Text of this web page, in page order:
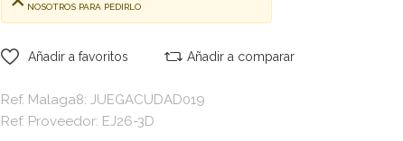
NOSOTROS PARA PEDIRLO
Añadir a favoritos Añadir a comparar
Ref. Malaga8: JUEGACUDAD019
Ref. Proveedor: EJ26-3D